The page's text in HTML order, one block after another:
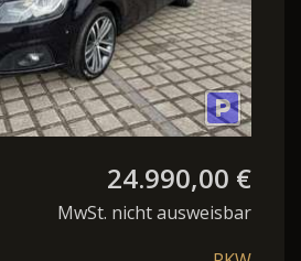
24.990,00 €
MwSt. nicht ausweisbar